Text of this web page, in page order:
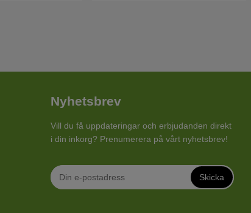
Nyhetsbrev
Vill du få uppdateringar och erbjudanden direkt
i din inkorg? Prenumerera på vårt nyhetsbrev!
Skicka